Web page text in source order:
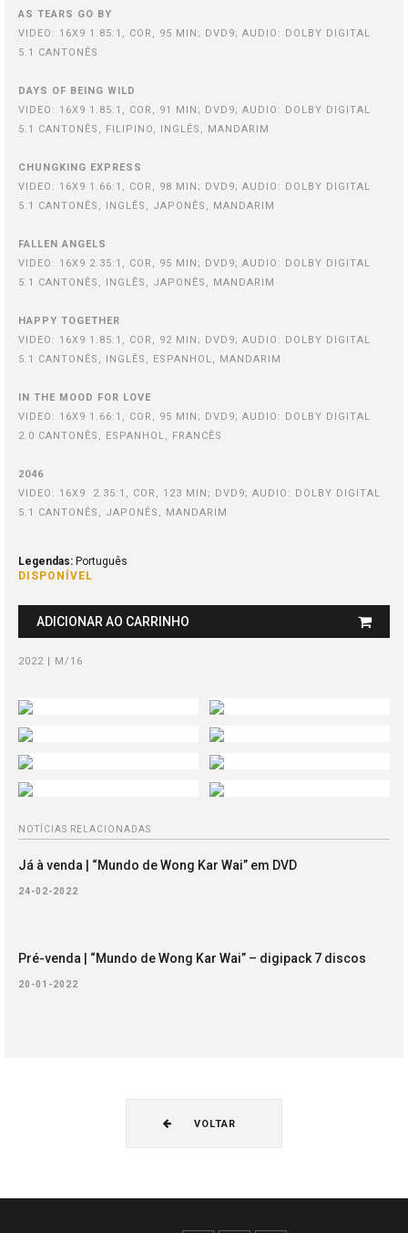
AS TEARS GO BY
VIDEO: 16X9 1.85:1, COR, 95 MIN; DVD9; AUDIO: DOLBY DIGITAL
5.1 CANTONÊS
DAYS OF BEING WILD
VIDEO: 16X9 1.85:1, COR, 91 MIN; DVD9; AUDIO: DOLBY DIGITAL
5.1 CANTONÊS, FILIPINO, INGLÊS, MANDARIM
CHUNGKING EXPRESS
VIDEO: 16X9 1.66:1, COR, 98 MIN; DVD9; AUDIO: DOLBY DIGITAL
5.1 CANTONÊS, INGLÊS, JAPONÊS, MANDARIM
FALLEN ANGELS
VIDEO: 16X9 2.35:1, COR, 95 MIN; DVD9; AUDIO: DOLBY DIGITAL
5.1 CANTONÊS, INGLÊS, JAPONÊS, MANDARIM
HAPPY TOGETHER
VIDEO: 16X9 1.85:1, COR, 92 MIN; DVD9; AUDIO: DOLBY DIGITAL
5.1 CANTONÊS, INGLÊS, ESPANHOL, MANDARIM
IN THE MOOD FOR LOVE
VIDEO: 16X9 1.66:1, COR, 95 MIN; DVD9; AUDIO: DOLBY DIGITAL
2.0 CANTONÊS, ESPANHOL, FRANCÊS
2046
VIDEO: 16X9 2.35:1, COR, 123 MIN; DVD9; AUDIO: DOLBY DIGITAL
5.1 CANTONÊS, JAPONÊS, MANDARIM
Legendas: Português
DISPONÍVEL
ADICIONAR AO CARRINHO
2022 | M/16
NOTÍCIAS RELACIONADAS
Já à venda | “Mundo de Wong Kar Wai” em DVD
24-02-2022
Pré-venda | “Mundo de Wong Kar Wai” – digipack 7 discos
20-01-2022
VOLTAR